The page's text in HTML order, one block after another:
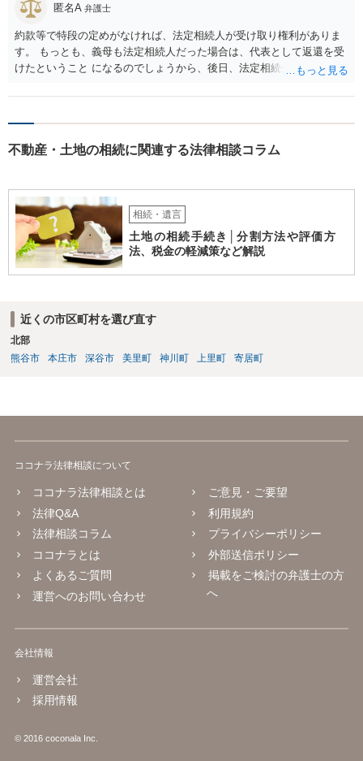
匿名A 弁護士
約款等で特段の定めがなければ、法定相続人が受け取り権利がありま
す。 もっとも、義母も法定相続人だった場合は、代表として返還を受
けたということ になるのでしょうから、後日、法定相続分に基づいて
不動産・土地の相続に関連する法律相談コラム
相続・遺言
土地の相続手続き│分割方法や評価方
法、税金の軽減策など解説
近くの市区町村を選び直す
北部
熊谷市
本庄市 深谷市 美里町 神川町 上里町 寄居町
ココナラ法律相談について
ココナラ法律相談とは
法律Q&A
法律相談コラム
ココナラとは
よくあるご質問
運営へのお問い合わせ
ご意見・ご要望
利用規約
プライバシーポリシー
外部送信ポリシー
掲載をご検討の弁護士の方
へ
会社情報
運営会社
採用情報
© 2016 coconala Inc.